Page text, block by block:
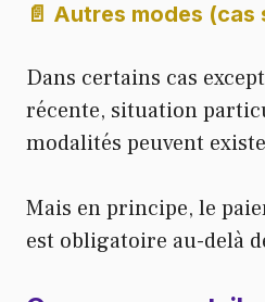
📄 Autres modes
Dans certains cas
récente, situation
modalités peuvent
Mais en principe, le
est obligatoire au-delà